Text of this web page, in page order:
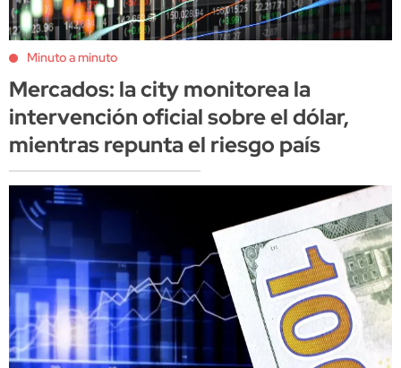
Minuto a minuto
Mercados: la city monitorea la
intervención oficial sobre el dólar,
mientras repunta el riesgo país